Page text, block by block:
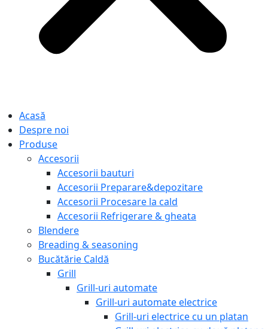
Acasă
Despre noi
Produse
Accesorii
Accesorii bauturi
Accesorii Preparare&depozitare
Accesorii Procesare la cald
Accesorii Refrigerare & gheata
Blendere
Breading & seasoning
Bucătărie Caldă
Grill
Grill-uri automate
Grill-uri automate electrice
Grill-uri electrice cu un platan